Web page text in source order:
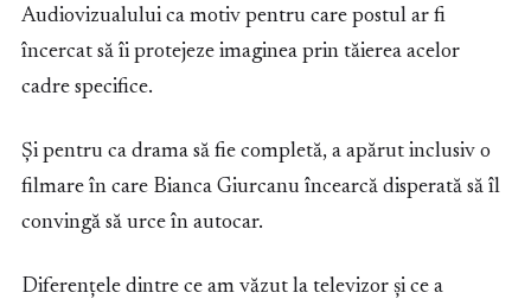
Audiovizualului ca motiv pentru care postul ar fi
încercat să îi protejeze imaginea prin tăierea acelor
cadre specifice.
Și pentru ca drama să fie completă, a apărut inclusiv o
filmare în care Bianca Giurcanu încearcă disperată să îl
convingă să urce în autocar.
Diferențele dintre ce am văzut la televizor și ce a